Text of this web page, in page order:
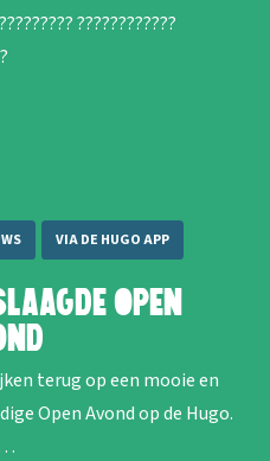
????????????
VIA DE HUGO APP
Open
terug op een mooie en
Open Avond op de Hugo.